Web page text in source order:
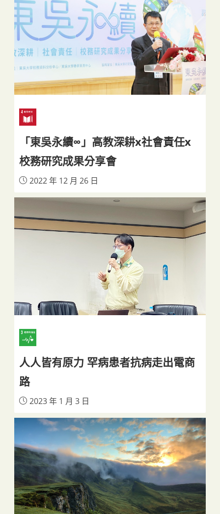
「東吳永續∞」高教深耕x社會責任x
校務研究成果分享會
2022 年 12 月 26 日
人人皆有原力 罕病患者抗病走出電商
路
2023 年 1 月 3 日